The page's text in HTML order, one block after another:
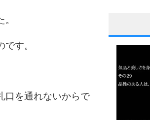
す。
口を通れないからで
1